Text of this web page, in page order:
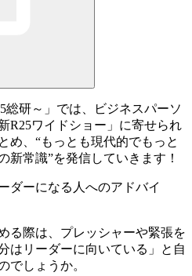
研～」では、ビジネスパーソ
R25ワイドショー」に寄せられ
め、 “もっとも現代的でもっと
新常識”を発信していきます！
ダーになる人へのアドバイ
る際は、プレッシャーや緊張を
はリーダーに向いている」と自
でしょうか。